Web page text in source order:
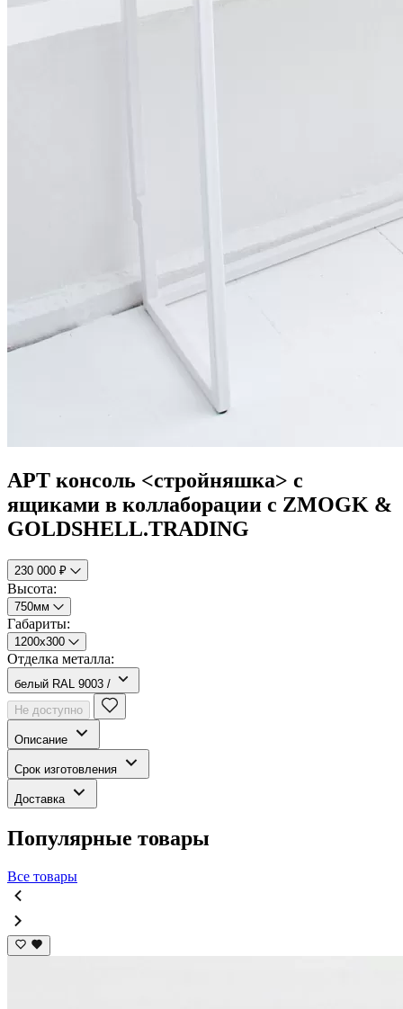
АРТ консоль <стройняшка> с
ящиками в коллаборации с ZMOGK &
GOLDSHELL.TRADING
230 000 ₽
Высота:
750мм
Габариты:
1200х300
Отделка металла:
белый RAL 9003 /
Не доступно
Описание
Срок изготовления
Доставка
Популярные товары
Все товары